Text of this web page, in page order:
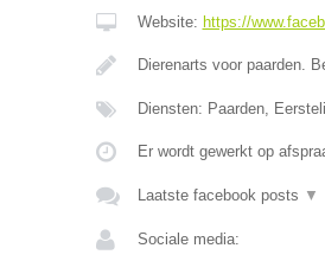
Website: https://
Dierenarts voor paarden.
Diensten: Paarden,
Er wordt gewerkt op
Laatste facebook posts ▼
Sociale media: